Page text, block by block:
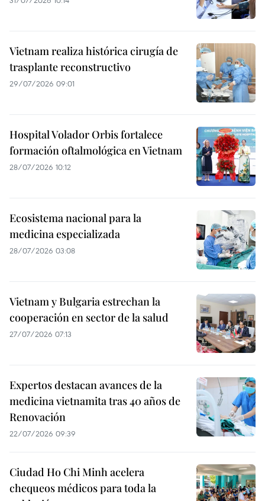
Vietnam realiza histórica cirugía de
trasplante reconstructivo
29/07/2026 09:01
Hospital Volador Orbis fortalece
formación oftalmológica en Vietnam
28/07/2026 10:12
Ecosistema nacional para la
medicina especializada
28/07/2026 03:08
Vietnam y Bulgaria estrechan la
cooperación en sector de la salud
27/07/2026 07:13
Expertos destacan avances de la
medicina vietnamita tras 40 años de
Renovación
22/07/2026 09:39
Ciudad Ho Chi Minh acelera
chequeos médicos para toda la